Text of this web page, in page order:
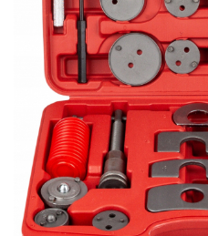
compresoare
Cricuri Auto Hidraulice
Pneumatice si Trapezoidale
Cricuri hidraulice
Cricuri pneumatice
Cricuri trapezoidale
Feon Electric
Generatoare curent
Gresoare
Mixere
Motocositoare si Motosape
Nivela laser
Pistol de vopsit
Pompe
Rotopercutoare si bormasini
Taiat gresie si faianta
Uz intern